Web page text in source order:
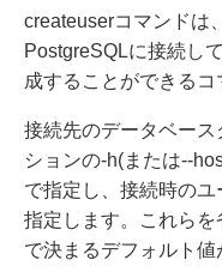
createuserコマンドは
PostgreSQLに接続し
成することができるコ
接続先のデータベー
ションの-h(または--
で指定し、接続時の
指定します。これら
で決まるデフォルト値